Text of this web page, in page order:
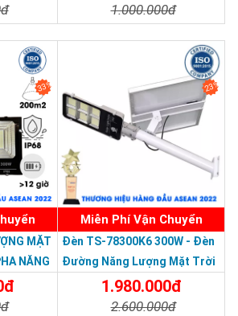
hiệu dẫn đầu Việt Nam 2023
1.000.000đ
33%
MẶT
NĂNG
MẪU
23%
Miễn Phí Vận Chuyển
Đèn TS-78300K6 300W - Đèn
Đường Năng Lượng Mặt Trời
300W TS-78300K6 - Solar
Light 300W
1.980.000đ
2.600.000đ